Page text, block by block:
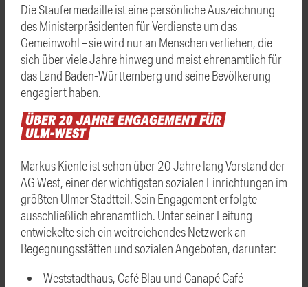
Die Staufermedaille ist eine persönliche Auszeichnung
des Ministerpräsidenten für Verdienste um das
Gemeinwohl – sie wird nur an Menschen verliehen, die
sich über viele Jahre hinweg und meist ehrenamtlich für
das Land Baden-Württemberg und seine Bevölkerung
engagiert haben.
ÜBER20 JAHREENGAGEMENTFÜR
ULM-WEST
Markus Kienle ist schon über 20 Jahre lang Vorstand der
AG West, einer der wichtigsten sozialen Einrichtungen im
größten Ulmer Stadtteil. Sein Engagement erfolgte
ausschließlich ehrenamtlich. Unter seiner Leitung
entwickelte sich ein weitreichendes Netzwerk an
Begegnungsstätten und sozialen Angeboten, darunter:
Weststadthaus, Café Blau und Canapé Café